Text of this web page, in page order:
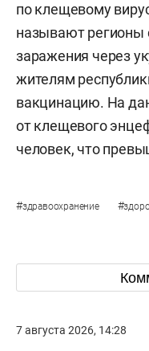
по клещевому
называют
заражения через
жителям
вакцинацию. На
от клещевого
человек, что
#здравоохранение #
7 августа 2026, 14:28